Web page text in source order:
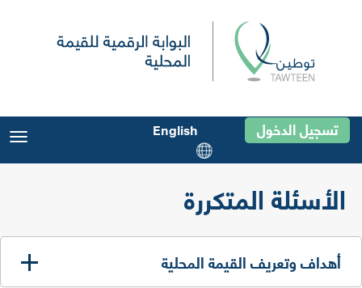
تسجيل الدخول English
الأسئلة المتكررة
أهداف وتعريف القيمة المحلية